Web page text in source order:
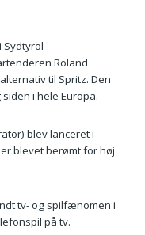
Sydtyrol
Roland
til Spritz. Den
i hele Europa.
blev lanceret i
blevet berømt for høj
tv- og spilfænomen i
på tv.